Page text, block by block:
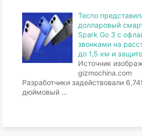
Tecno
долларовый
Spark Go 3 с
звонками на
до 1,5 км и
Источник
gizmochina.com
Разработчики задействовали
дюймовый ...